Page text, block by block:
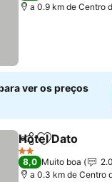
a 0.9 km de Centro
ver os preços
PartilharAdicionar
Hotel Dato
2 Estrelas
8,0 Muito boa
a 0.3 km de Centro